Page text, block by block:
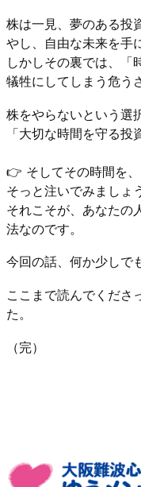
株は一見、夢のある投
やし、自由な未来を手
しかしその裏では、「
犠牲にしてしまう危う
株をやらないという選
「大切な時間を守る投
👉 そしてその時間を
そっと注いでみましょ
それこそが、あなたの
法なのです。
今回の話、何か少しで
ここまで読んでくださ
た。
（完）